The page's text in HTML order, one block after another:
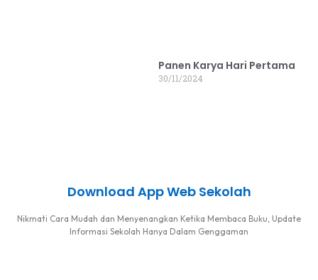
Panen Karya Hari Pertama
30/11/2024
Download App Web Sekolah
Nikmati Cara Mudah dan Menyenangkan Ketika Membaca Buku, Update
Informasi Sekolah Hanya Dalam Genggaman